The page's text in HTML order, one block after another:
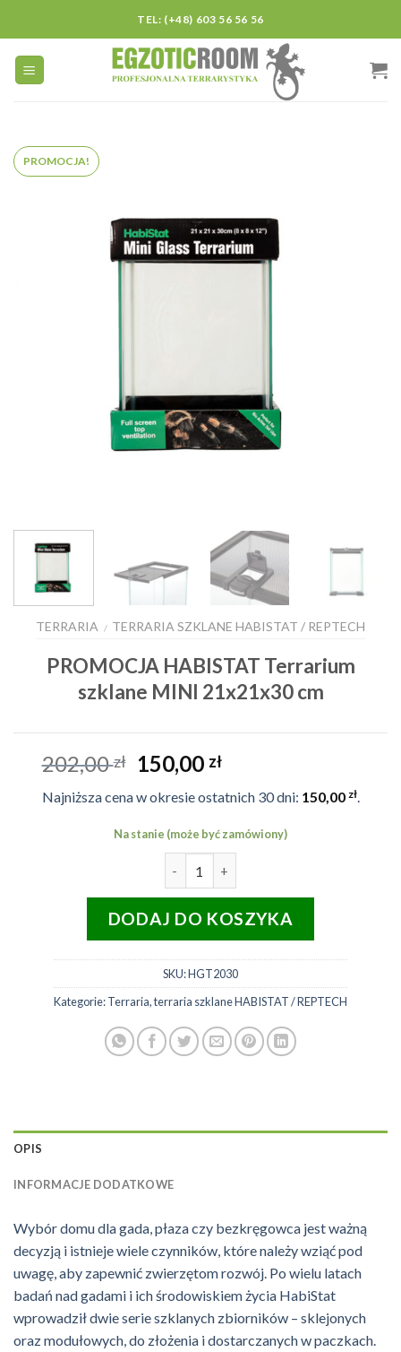
content
TEL: (+48) 603 56 56 56
PROMOCJA!
TERRARIA / TERRARIA SZKLANE HABISTAT / REPTECH
PROMOCJA HABISTAT Terrarium
szklane MINI 21x21x30 cm
202,00zł
Pierwotna
cena
wynosiła:
202,00 zł.
150,00 złAktualna
wynosi:
150,00 zł.
Najniższa cena w okresie ostatnich 30 dni: 150,00 zł.
Na stanie (może być zamówiony)
DODAJ DO KOSZYKA
SKU:HGT2030
Kategorie:Terraria,terraria szklane HABISTAT / REPTECH
OPIS
INFORMACJE DODATKOWE
Wybór domu dla gada, płaza czy bezkręgowca jest ważną
decyzją i istnieje wiele czynników, które należy wziąć pod
uwagę, aby zapewnić zwierzętom rozwój. Po wielu latach
badań nad gadami i ich środowiskiem życia HabiStat
wprowadził dwie serie szklanych zbiorników – sklejonych
oraz modułowych, do złożenia i dostarczanych w paczkach.